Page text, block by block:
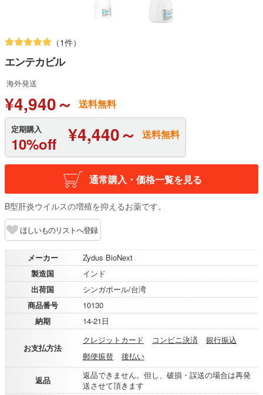
（1件）
エンテカビル
海外発送
¥4,940～ 送料無料
定期購入
10%off ¥4,440～ 送料無料
通常購入・価格一覧を見る
B型肝炎ウイルスの増殖を抑えるお薬です。
ほしいものリストへ登録
メーカー
Zydus BioNext
製造国
インド
出荷国
シンガポール/台湾
商品番号
10130
納期
14-21日
お支払方法
クレジットカード コンビニ決済
銀行振込
郵便振替
後払い
返品
返品できません。但し、破損・誤送の場合は再発
送させて頂きます